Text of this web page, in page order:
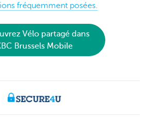
fréquemment posées.
Vélo partagé dans
Brussels Mobile